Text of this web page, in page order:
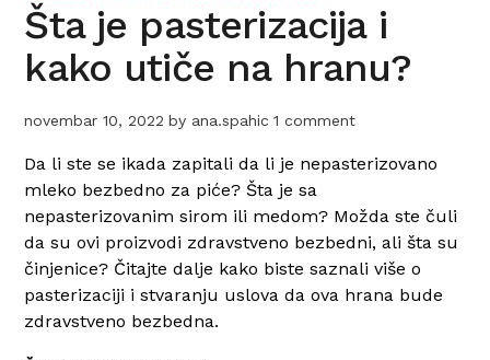
Šta je pasterizacija i
kako utiče na hranu?
novembar 10, 2022 by ana.spahic 1 comment
Da li ste se ikada zapitali da li je nepasterizovano
mleko bezbedno za piće? Šta je sa
nepasterizovanim sirom ili medom? Možda ste čuli
da su ovi proizvodi zdravstveno bezbedni, ali šta su
činjenice? Čitajte dalje kako biste saznali više o
pasterizaciji i stvaranju uslova da ova hrana bude
zdravstveno bezbedna.